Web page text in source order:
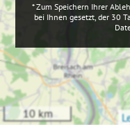
10 km
* Zum Speichern Ihrer
bei Ihnen gesetzt, der 30